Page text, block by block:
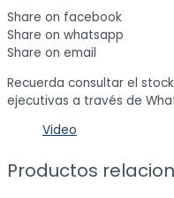
Share on facebook
Share on whatsapp
Share on email
Recuerda consultar el
ejecutivas a través de
Video
Productos